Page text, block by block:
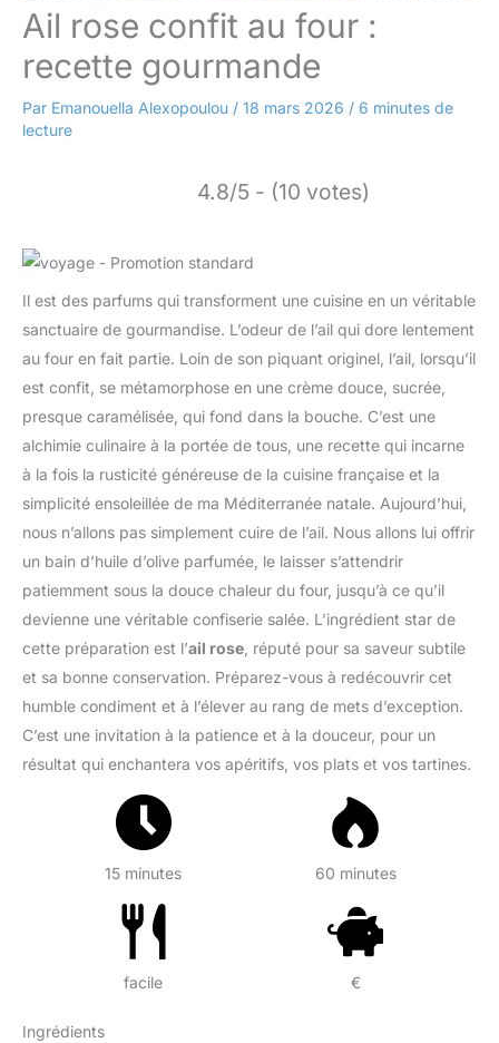
Ail rose confit au four :
recette gourmande
Par Emanouella Alexopoulou / 18 mars 2026 / 6 minutes de
lecture
4.8/5 - (10 votes)
Il est des parfums qui transforment une cuisine en un véritable
sanctuaire de gourmandise. L’odeur de l’ail qui dore lentement
au four en fait partie. Loin de son piquant originel, l’ail, lorsqu’il
est confit, se métamorphose en une crème douce, sucrée,
presque caramélisée, qui fond dans la bouche. C’est une
alchimie culinaire à la portée de tous, une recette qui incarne
à la fois la rusticité généreuse de la cuisine française et la
simplicité ensoleillée de ma Méditerranée natale. Aujourd’hui,
nous n’allons pas simplement cuire de l’ail. Nous allons lui offrir
un bain d’huile d’olive parfumée, le laisser s’attendrir
patiemment sous la douce chaleur du four, jusqu’à ce qu’il
devienne une véritable confiserie salée. L’ingrédient star de
cette préparation est l’ail rose , réputé pour sa saveur subtile
et sa bonne conservation. Préparez-vous à redécouvrir cet
humble condiment et à l’élever au rang de mets d’exception.
C’est une invitation à la patience et à la douceur, pour un
résultat qui enchantera vos apéritifs, vos plats et vos tartines.
15 minutes 60 minutes
facile €
Ingrédients